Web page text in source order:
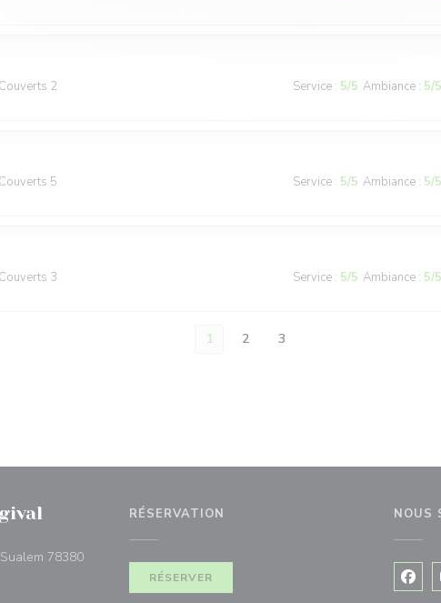
2 Service : 5/5 Ambiance : 5/5
5 Service : 5/5 Ambiance : 5/5
3 Service : 5/5 Ambiance : 5/5
1 2 3
78380
fenêtre))
RÉSERVATION
RÉSERVER
NOUS